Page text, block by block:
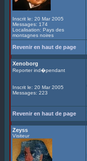
Inscrit le: 20 Mar 2005
Messages: 174
Localisation: Pays des
montagnes noires
Revenir en haut de page
Xenoborg
Reporter ind�pendant
Inscrit le: 20 Mar 2005
Messages: 223
Revenir en haut de page
Zeyss
Visiteur